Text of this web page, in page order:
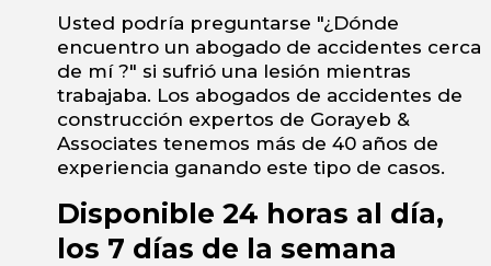
Usted podría preguntarse "¿Dónde
encuentro un abogado de accidentes cerca
de mí ?" si sufrió una lesión mientras
trabajaba. Los abogados de accidentes de
construcción expertos de Gorayeb &
Associates tenemos más de 40 años de
experiencia ganando este tipo de casos.
Disponible 24 horas al día,
los 7 días de la semana